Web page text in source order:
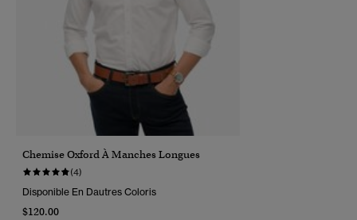
Chemise Oxford À Manches Longues
(4)
Disponible En Dautres Coloris
$120.00